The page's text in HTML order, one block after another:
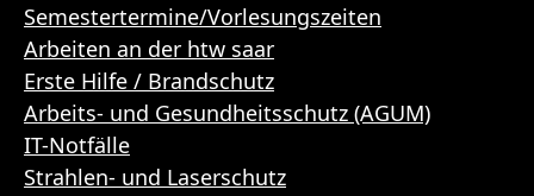
Semestertermine/Vorlesungszeiten
Arbeiten an der htw saar
Erste Hilfe / Brandschutz
Arbeits- und Gesundheitsschutz (AGUM)
IT-Notfälle
Strahlen- und Laserschutz